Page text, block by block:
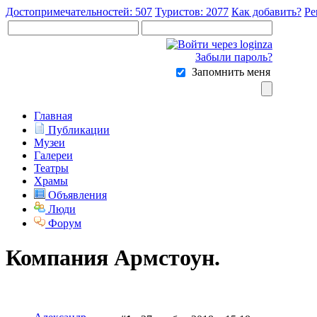
Достопримечательностей: 507 Туристов: 2077 Как добавить?
Забыли пароль?
Запомнить меня
Главная
Публикации
Музеи
Галереи
Театры
Храмы
Объявления
Люди
Форум
Компания Армстоун.